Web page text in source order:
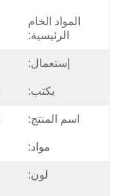
المواد الخام
الرئيسية:
إستعمال:
يكتب:
اسم المنتج:
مواد:
لون: